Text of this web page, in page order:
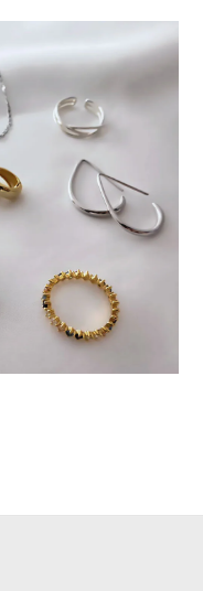
ご活用ください。
りがとうございまし